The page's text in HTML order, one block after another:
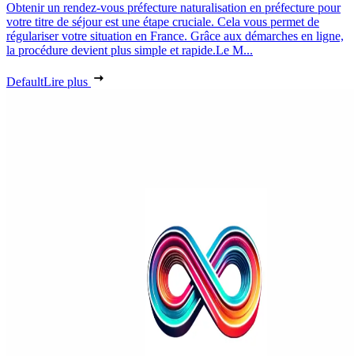
Obtenir un rendez-vous préfecture naturalisation en préfecture pour
votre titre de séjour est une étape cruciale. Cela vous permet de
régulariser votre situation en France. Grâce aux démarches en ligne,
la procédure devient plus simple et rapide.Le M...
DefaultLire plus